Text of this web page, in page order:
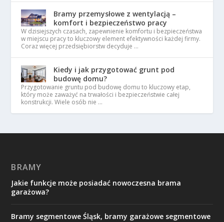
Bramy przemysłowe z wentylacją –
komfort i bezpieczeństwo pracy
W dzisiejszych czasach, zapewnienie komfortu i bezpieczeństwa
w miejscu pracy to kluczowy element efektywności każdej firmy.
Coraz więcej przedsiębiorstw decyduje …
Kiedy i jak przygotować grunt pod
budowę domu?
Przygotowanie gruntu pod budowę domu to kluczowy etap,
który może zaważyć na trwałości i bezpieczeństwie całej
konstrukcji. Wiele osób nie …
BRAMY
Jakie funkcje może posiadać nowoczesna brama
garażowa?
Bramy segmentowe Śląsk, bramy garażowe segmentowe